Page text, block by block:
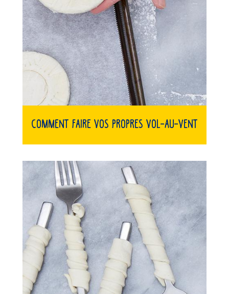
Comment faire vos propres vol-au-vent